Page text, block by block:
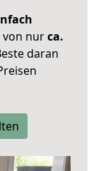
von nurca.
daran